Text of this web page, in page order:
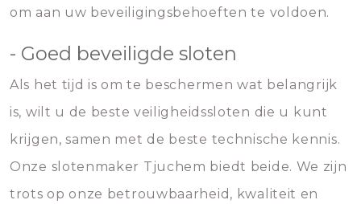
om aan uw beveiligingsbehoeften te voldoen.
- Goed beveiligde sloten
Als het tijd is om te beschermen wat belangrijk
is, wilt u de beste veiligheidssloten die u kunt
krijgen, samen met de beste technische kennis.
Onze slotenmaker Tjuchem biedt beide. We zijn
trots op onze betrouwbaarheid, kwaliteit en